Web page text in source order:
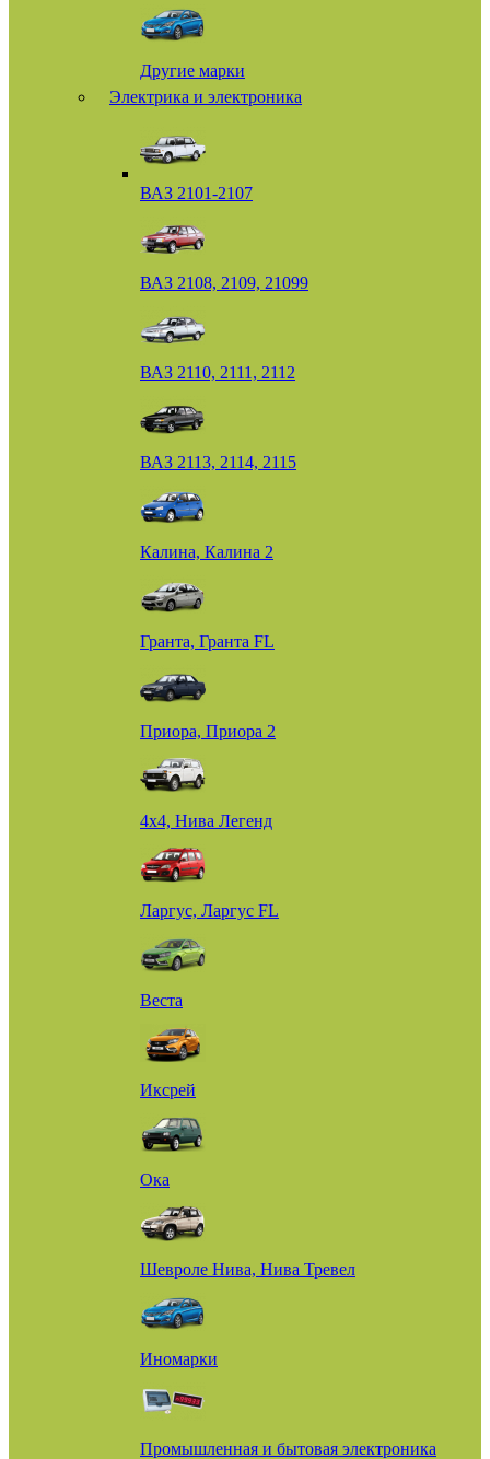
Другие марки
Электрика и электроника
ВАЗ 2101-2107
ВАЗ 2108, 2109, 21099
ВАЗ 2110, 2111, 2112
ВАЗ 2113, 2114, 2115
Калина, Калина 2
Гранта, Гранта FL
Приора, Приора 2
4х4, Нива Легенд
Ларгус, Ларгус FL
Веста
Иксрей
Ока
Шевроле Нива, Нива Тревел
Иномарки
Промышленная и бытовая электроника